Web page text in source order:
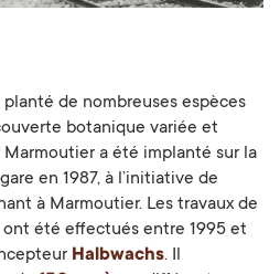
de nombreuses espèces
botanique variée et
Marmoutier a été implanté sur la
en 1987, à l’initiative de
à Marmoutier. Les travaux de
été effectués entre 1995 et
Halbwachs. Il